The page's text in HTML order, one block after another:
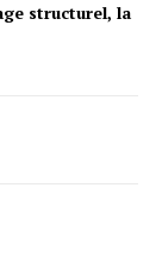
structurel, la